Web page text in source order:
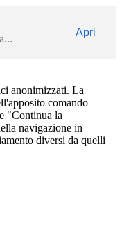
Apri
anonimizzati. La
comando
"Continua la
navigazione in
diversi da quelli